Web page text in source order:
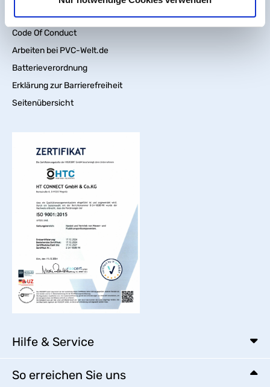
Wir über uns
Code Of Conduct
Arbeiten bei PVC-Welt.de
Batterieverordnung
Erklärung zur Barrierefreiheit
Seitenübersicht
Hilfe & Service
So erreichen Sie uns